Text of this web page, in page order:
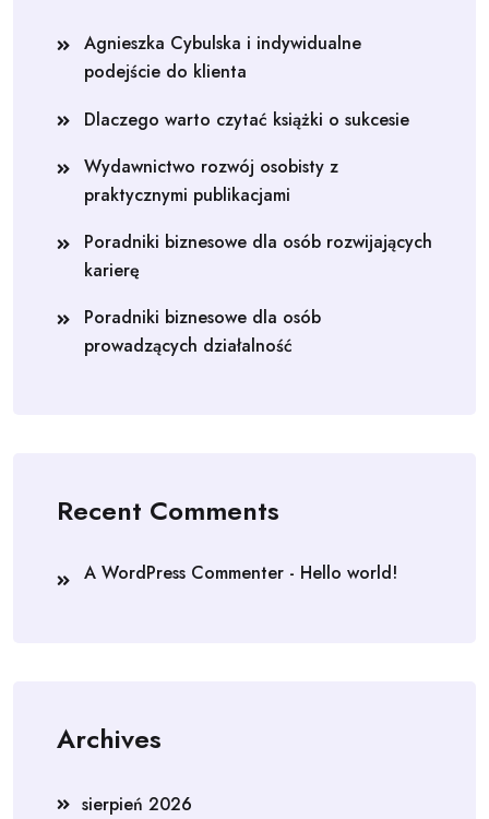
Agnieszka Cybulska i indywidualne
podejście do klienta
Dlaczego warto czytać książki o sukcesie
Wydawnictwo rozwój osobisty z
praktycznymi publikacjami
Poradniki biznesowe dla osób rozwijających
karierę
Poradniki biznesowe dla osób
prowadzących działalność
Recent Comments
A WordPress Commenter - Hello world!
Archives
sierpień 2026